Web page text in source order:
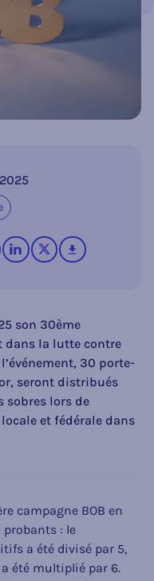
électronique
Facebook
sur LinkedIn
op X (Twitter)
télécharger
son 30ème
dans la lutte contre
30 porte-
seront distribués
sobres lors de
et fédérale dans
campagne BOB en
probants : le
a été divisé par 5,
été multiplié par 6.